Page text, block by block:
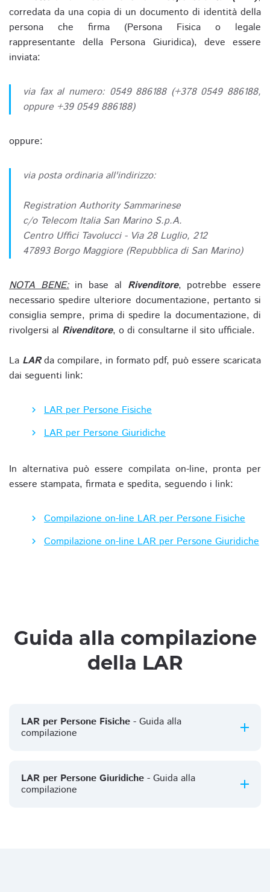
corredata da una copia di un documento di identità della
persona che firma (Persona Fisica o legale
rappresentante della Persona Giuridica), deve essere
inviata:
via fax al numero: 0549 886188 (+378 0549 886188,
oppure +39 0549 886188)
oppure:
via posta ordinaria all'indirizzo:
Registration Authority Sammarinese
c/o Telecom Italia San Marino S.p.A.
Centro Uffici Tavolucci - Via 28 Luglio, 212
47893 Borgo Maggiore (Repubblica di San Marino)
NOTA BENE:in base al Rivenditore, potrebbe essere
necessario spedire ulteriore documentazione, pertanto si
consiglia sempre, prima di spedire la documentazione, di
rivolgersi al Rivenditore, o di consultarne il sito ufficiale.
La LARda compilare, in formato pdf, può essere scaricata
dai seguenti link:
LAR per Persone Fisiche
LAR per Persone Giuridiche
In alternativa può essere compilata on-line, pronta per
essere stampata, firmata e spedita, seguendo i link:
Compilazione on-line LAR per Persone Fisiche
Compilazione on-line LAR per Persone Giuridiche
Guida alla compilazione
della LAR
LAR per Persone Fisiche - Guida alla
compilazione
LAR per Persone Giuridiche - Guida alla
compilazione